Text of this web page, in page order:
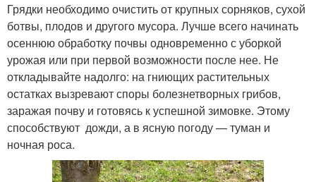
Грядки необходимо очистить от крупных сорняков, сухой
ботвы, плодов и другого мусора. Лучше всего начинать
осеннюю обработку почвы одновременно с уборкой
урожая или при первой возможности после нее. Не
откладывайте надолго: на гниющих растительных
остатках вызревают споры болезнетворных грибов,
заражая почву и готовясь к успешной зимовке. Этому
способствуют дожди, а в ясную погоду — туман и
ночная роса.